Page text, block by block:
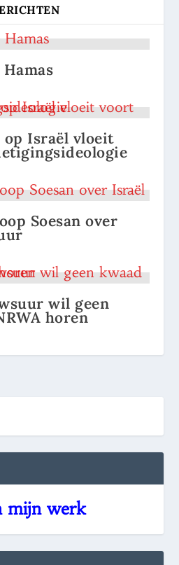
op Israël vloeit
Soesan over
wil geen
horen
mijn werk